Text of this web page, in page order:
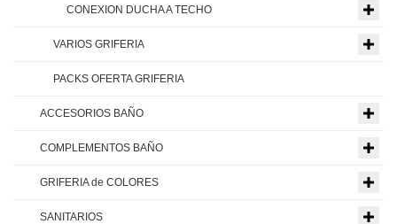
CONEXION DUCHA A TECHO
VARIOS GRIFERIA
PACKS OFERTA GRIFERIA
ACCESORIOS BAÑO
COMPLEMENTOS BAÑO
GRIFERIA de COLORES
SANITARIOS